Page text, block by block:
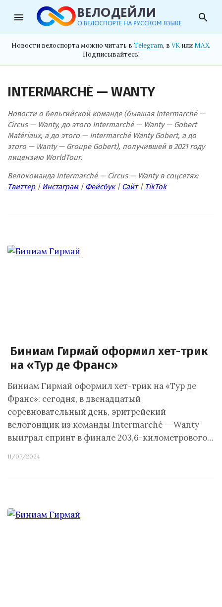
menu search
Новости велоспорта можно читать в Telegram, в VK илиMAX.
Подписывайтесь!
INTERMARCHÉ — WANTY
Новости о бельгийской команде (бывшая Intermarché —
Circus — Wanty, до этого Intermarché — Wanty — Gobert
Matériaux, а до этого — Intermarché Wanty Gobert, а до
этого — Wanty — Groupe Gobert), получившей в 2021 году
лицензию WorldTour.
Велокоманда Intermarché — Circus — Wanty в соцсетях:
Твиттер| Инстаграм| Фейсбук| Сайт| TikTok
Биниам Гирмай оформил хет-трик
на «Тур де Франс»
Биниам Гирмай оформил хет-трик на «Тур де
Франс»: сегодня, в двенадцатый
соревновательный день, эритрейский
велогонщик из команды Intermarché — Wanty
выиграл спринт в финале 203,6-километрового…
11/07/2024